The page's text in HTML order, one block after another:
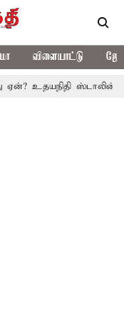
விளையாட்டு
ஸ்டாலின் கேள்வி